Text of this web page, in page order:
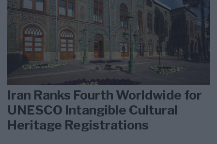
Iran Ranks Fourth Worldwide for
UNESCO Intangible Cultural
Heritage Registrations